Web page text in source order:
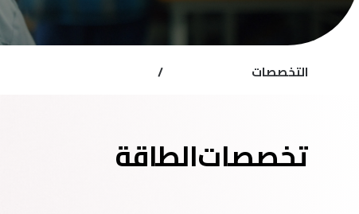
التخصصات /
تخصصاتالطاقة